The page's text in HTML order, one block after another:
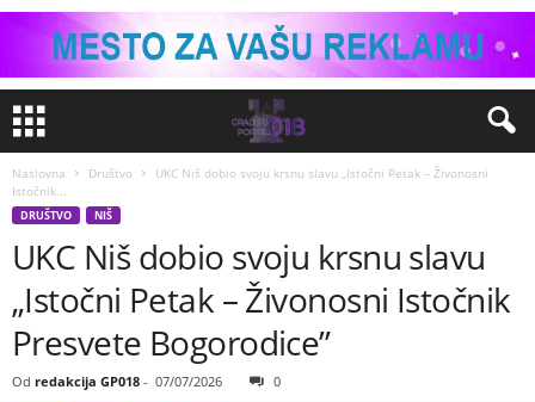
Naslovna Društvo
UKC Niš dobio svoju krsnu slavu „Istočni Petak – Živonosni
Istočnik...
DRUŠTVO NIŠ
UKC Niš dobio svoju krsnu slavu
„Istočni Petak – Živonosni Istočnik
Presvete Bogorodice”
Od redakcija GP018 - 07/07/2026 0